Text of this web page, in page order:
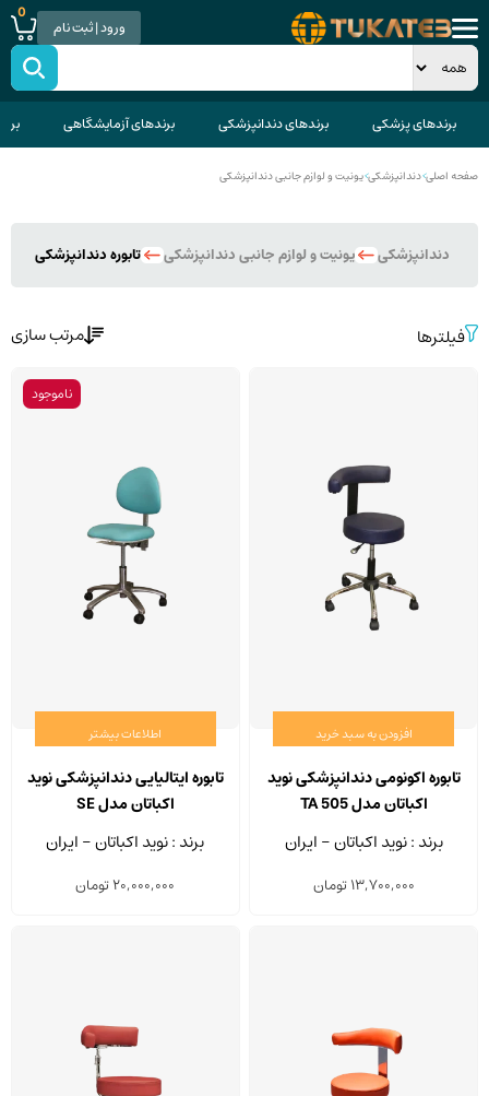
ورود | ثبت نام
0
برندهای پزشکی برندهای دندانپزشکی برندهای آزمایشگاهی
صفحه اصلی>دندانپزشکی>یونیت و لوازم جانبی دندانپزشکی
دندانپزشکی یونیت و لوازم جانبی دندانپزشکی تابوره دندانپزشکی
فیلترها مرتب سازی
افزودن به سبد خرید
تابوره اکونومی دندانپزشکی نوید
اکباتان مدل TA 505
برند : نوید اکباتان - ایران
13,700,000تومان
ناموجود
اطلاعات بیشتر
تابوره ایتالیایی دندانپزشکی نوید
اکباتان مدل SE
برند : نوید اکباتان - ایران
20,000,000تومان